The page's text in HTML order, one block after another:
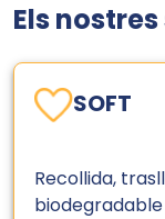
Els
SOFT
Recollida,
biodegradable